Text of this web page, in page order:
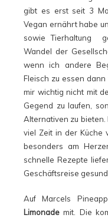
gibt es erst seit 3
Vegan ernährt habe
sowie Tierhaltung
Wandel der
wenn ich andere
Fleisch zu essen
mir wichtig nicht mit
Gegend zu laufen,
Alternativen zu
viel Zeit in der Küche
besonders am
schnelle Rezepte
Geschäftsreise
Auf Marcels
Limonade mit. Die